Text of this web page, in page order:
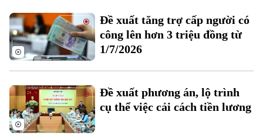
Hà Nội
Chính trị
An ninh trật tự
Công nghệ
Hà Nội
Nhịp sống Hà Nội
Người Hà Nội
Khoảnh khắc Hà Nội
Thế giới
Tin tức
Quân sự
Kinh tế
Tin tức
Nhà đất
Đề xuất tăng trợ cấp người có
công lên hơn 3 triệu đồng từ
1/7/2026
Đề xuất phương án, lộ trình
cụ thể việc cải cách tiền lương